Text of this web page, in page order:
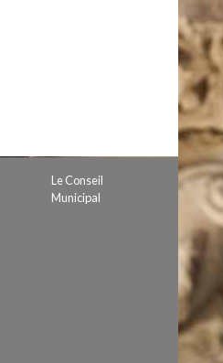
Le Conseil
Municipal